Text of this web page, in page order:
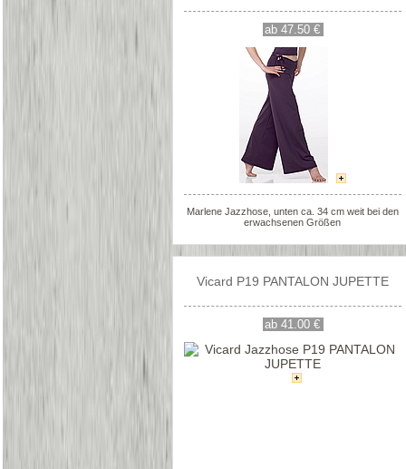
ab 47.50 €
Marlene Jazzhose, unten ca. 34 cm weit bei den
erwachsenen Größen
Vicard P19 PANTALON JUPETTE
ab 41.00 €